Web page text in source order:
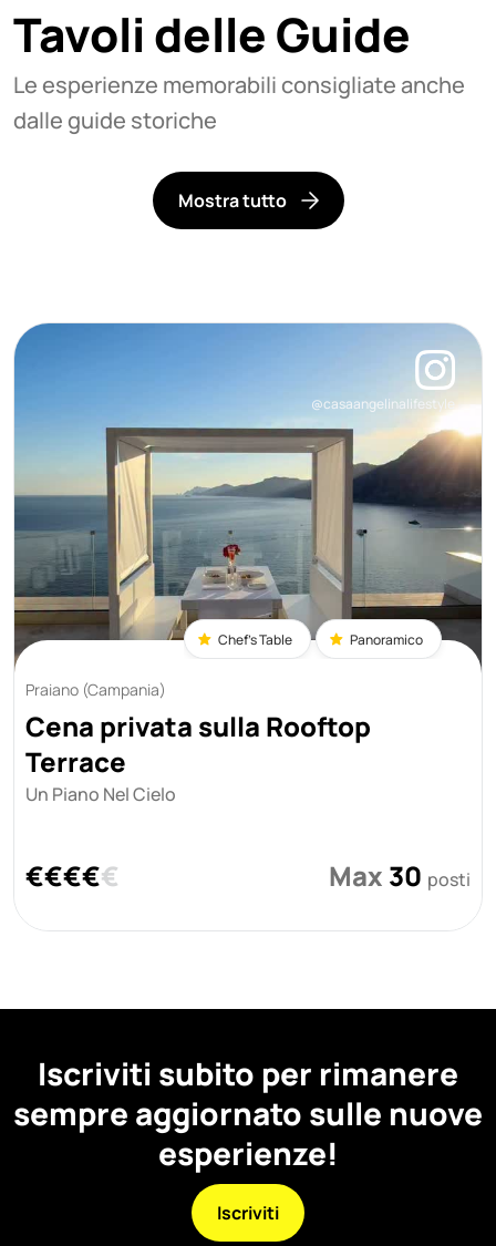
Tavoli delle Guide
Le esperienze memorabili consigliate anche
dalle guide storiche
Mostra tutto
@casaangelinalifestyle
Chef's Table Panoramico
Praiano (Campania)
Cena privata sulla Rooftop
Terrace
Un Piano Nel Cielo
€€€€€ Max 30 posti
Iscriviti subito per rimanere
sempre aggiornato sulle nuove
esperienze!
Iscriviti